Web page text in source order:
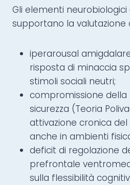
Gli elementi
supportano la valutazione
iperarousal
risposta di minaccia
stimoli sociali neutri;
compromissione della
sicurezza (Teoria
attivazione cronica
anche in ambienti
deficit di regolazione
prefrontale
sulla flessibilità